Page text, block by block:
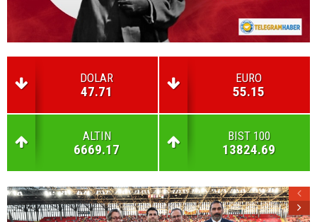
DOLAR
47.71
EURO
55.15
ALTIN
6669.17
BIST 100
13824.69